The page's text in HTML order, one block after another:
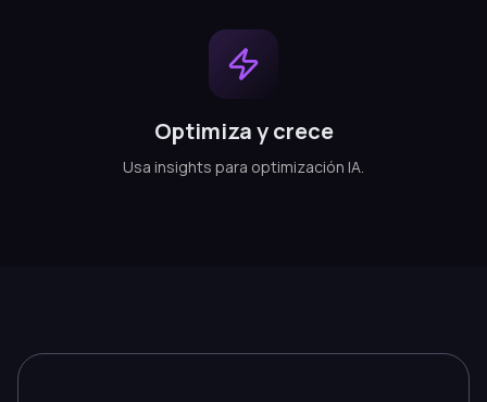
Optimiza y crece
Usa insights para optimización IA.